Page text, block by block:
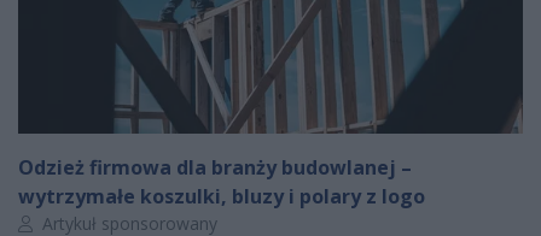
Odzież firmowa dla branży budowlanej –
wytrzymałe koszulki, bluzy i polary z logo
Autor artykułu:
Artykuł sponsorowany